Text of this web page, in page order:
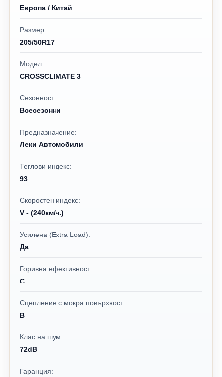
Европа / Китай
Размер:
205/50R17
Модел:
CROSSCLIMATE 3
Сезонност:
Всесезонни
Предназначение:
Леки Автомобили
Теглови индекс:
93
Скоростен индекс:
V - (240км/ч.)
Усилена (Extra Load):
Да
Горивна ефективност:
C
Сцепление с мокра повърхност:
B
Клас на шум:
72dB
Гаранция: